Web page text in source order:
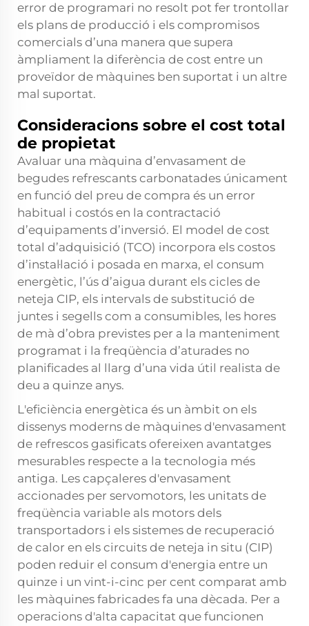
error de programari no resolt pot fer trontollar
els plans de producció i els compromisos
comercials d’una manera que supera
àmpliament la diferència de cost entre un
proveïdor de màquines ben suportat i un altre
mal suportat.
Consideracions sobre el cost total
de propietat
Avaluar una màquina d’envasament de
begudes refrescants carbonatades únicament
en funció del preu de compra és un error
habitual i costós en la contractació
d’equipaments d’inversió. El model de cost
total d’adquisició (TCO) incorpora els costos
d’instal·lació i posada en marxa, el consum
energètic, l’ús d’aigua durant els cicles de
neteja CIP, els intervals de substitució de
juntes i segells com a consumibles, les hores
de mà d’obra previstes per a la manteniment
programat i la freqüència d’aturades no
planificades al llarg d’una vida útil realista de
deu a quinze anys.
L'eficiència energètica és un àmbit on els
dissenys moderns de màquines d'envasament
de refrescos gasificats ofereixen avantatges
mesurables respecte a la tecnologia més
antiga. Les capçaleres d'envasament
accionades per servomotors, les unitats de
freqüència variable als motors dels
transportadors i els sistemes de recuperació
de calor en els circuits de neteja in situ (CIP)
poden reduir el consum d'energia entre un
quinze i un vint-i-cinc per cent comparat amb
les màquines fabricades fa una dècada. Per a
operacions d'alta capacitat que funcionen